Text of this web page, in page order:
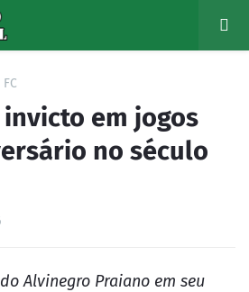
em jogos
no século
Alvinegro Praiano em seu